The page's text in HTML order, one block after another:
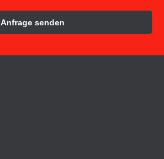
Anfrage senden